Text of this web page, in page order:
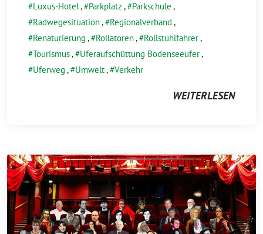
Luxus-Hotel , Parkplatz , Parkschule ,
Radwegesituation, Regionalverband ,
Renaturierung , Rollatoren, Rollstuhlfahrer,
Tourismus, Uferaufschüttung Bodenseeufer,
Uferweg , Umwelt, Verkehr
WEITERLESEN